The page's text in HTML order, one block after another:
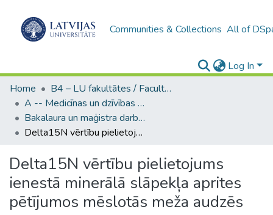
Communities & Collections All of
Log In
Home
B4 – LU fakultātes / Faculties of the UL
A -- Medicīnas un dzīvības zinātņu fakultāte / Faculty of Medicine and Life Sciences
Bakalaura un maģistra darbi (MDZF) / Bachelor's and Master's theses
Delta15N vērtību pielietojums ienestā minerālā slāpekļa aprites pētījumos mēslotās meža audzēs
Delta15N vērtību pielietojums
ienestā minerālā slāpekļa aprites
pētījumos mēslotās meža audzēs